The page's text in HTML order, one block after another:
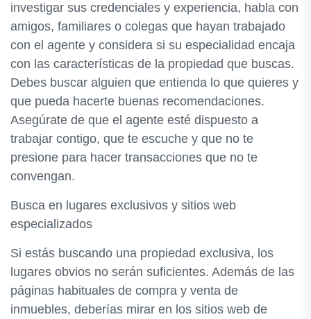
investigar sus credenciales y experiencia, habla con
amigos, familiares o colegas que hayan trabajado
con el agente y considera si su especialidad encaja
con las características de la propiedad que buscas.
Debes buscar alguien que entienda lo que quieres y
que pueda hacerte buenas recomendaciones.
Asegúrate de que el agente esté dispuesto a
trabajar contigo, que te escuche y que no te
presione para hacer transacciones que no te
convengan.
Busca en lugares exclusivos y sitios web
especializados
Si estás buscando una propiedad exclusiva, los
lugares obvios no serán suficientes. Además de las
páginas habituales de compra y venta de
inmuebles, deberías mirar en los sitios web de